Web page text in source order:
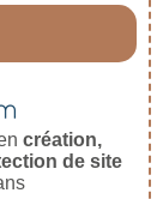
création,
de site